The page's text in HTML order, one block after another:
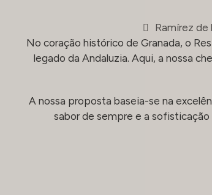
Ramírez de
No coração histórico de Granada, o
legado da Andaluzia. Aqui, a nossa
A nossa proposta baseia-se na
sabor de sempre e a